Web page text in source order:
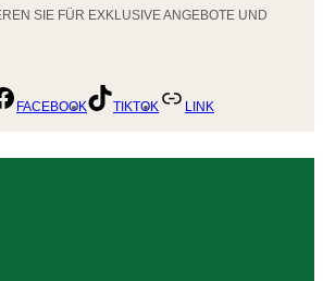
SIE FÜR EXKLUSIVE ANGEBOTE UND
FACEBOOK TIKTOK LINK